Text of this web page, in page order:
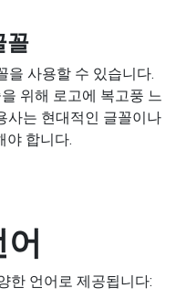
꼴
을 사용할 수 있습니다.
위해 로고에 복고풍 느
사는 현대적인 글꼴이나
야 합니다.
한 언어로 제공됩니다: